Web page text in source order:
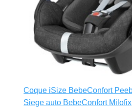
Coque iSize BebeConfort
Siege auto BebeConfort Milofix